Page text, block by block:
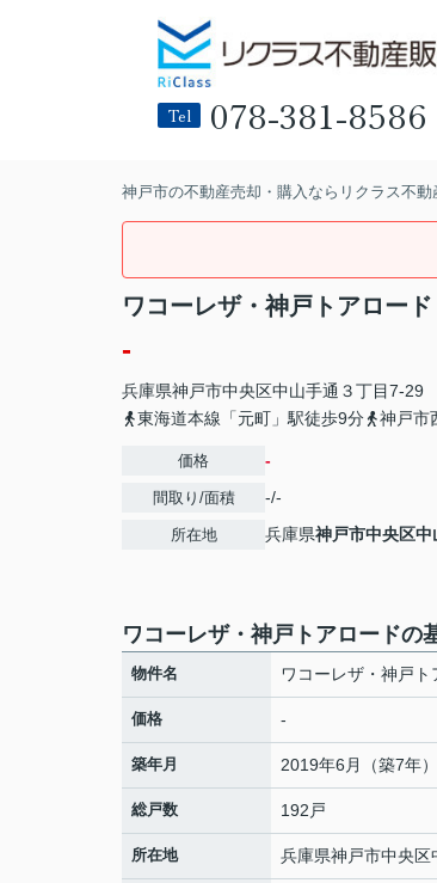
Tel 078-381-8586
神戸市の不動産売却・購入ならリクラス不
ワコーレザ・神戸トアロード
-
兵庫県神戸市中央区中山手通 ３丁目7-29
東海道本線「元町」駅徒歩9分
神戸市
価格 -
間取り/面積 -/-
所在地 兵庫県神戸市中央区中
ワコーレザ・神戸トアロードの
物件名 ワコーレザ・神戸ト
価格 -
築年月 2019年6月（築7年）
総戸数 192戸
所在地 兵庫県神戸市中央区